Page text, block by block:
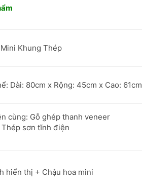
Khung Thép
Dài: 80cm x Rộng: 45cm x Cao: 61cm
cùng: Gỗ ghép thanh veneer
sơn tĩnh điện
hiển thị + Chậu hoa mini